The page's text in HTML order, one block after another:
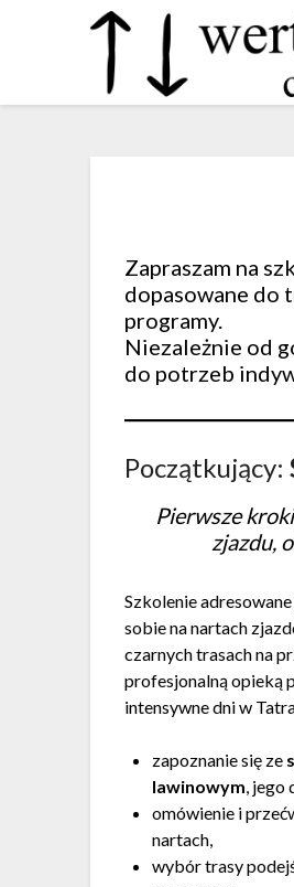
Zapraszam na
dopasowane do
programy.
Niezależnie od
do potrzeb
Początkujący:
Pierwsze
zjazdu,
Szkolenie
sobie na nartach
czarnych trasach na
profesjonalną opieką
intensywne dni w
zapoznanie się ze
lawinowym, jego
omówienie i
nartach,
wybór trasy